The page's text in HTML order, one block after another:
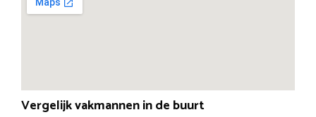
Vergelijk vakmannen in de buurt